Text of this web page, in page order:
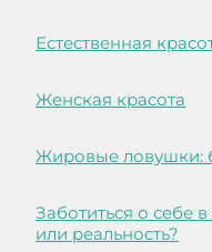
Естественная
Женская красота
Жировые ловушки:
Заботиться о себе
или реальность?